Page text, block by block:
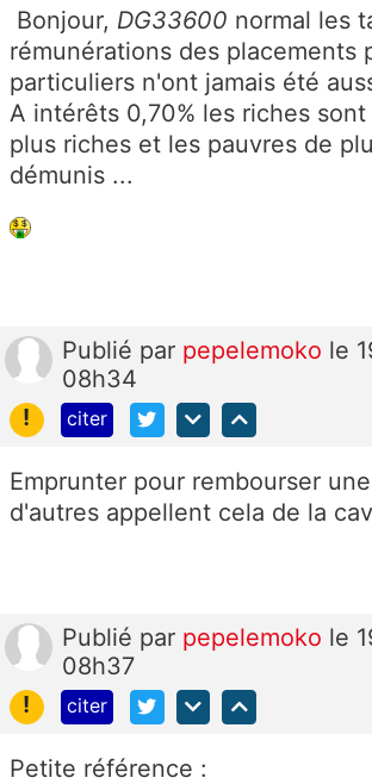
Bonjour, DG33600 normal les
rémunérations des placements
particuliers n'ont jamais été
A intérêts 0,70% les riches
plus riches et les pauvres de
démunis ...
Publié par pepelemoko le
08h34
!
citer
Emprunter pour rembourser
d'autres appellent cela de la
Publié par pepelemoko le
08h37
!
citer
Petite référence :